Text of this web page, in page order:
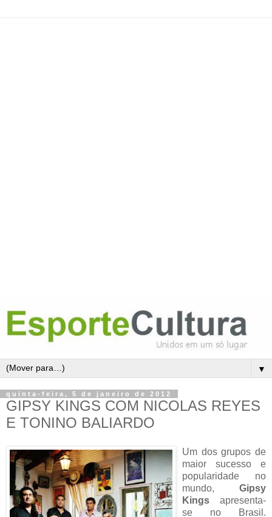
▼
quinta-feira, 5 de janeiro de 2012
GIPSY KINGS COM NICOLAS REYES
E TONINO BALIARDO
Um dos grupos de
maior sucesso e
popularidade no
mundo, Gipsy
Kings apresenta-
se no Brasil.